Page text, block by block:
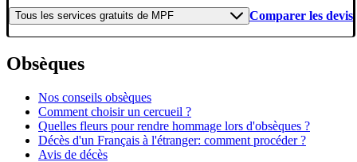
Tous les services gratuits de MPF Comparer les devis
Obsèques
Nos conseils obsèques
Comment choisir un cercueil ?
Quelles fleurs pour rendre hommage lors d'obsèques ?
Décès d'un Français à l'étranger: comment procéder ?
Avis de décès